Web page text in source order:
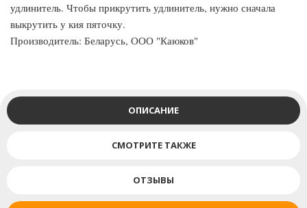
удлинитель. Чтобы прикрутить удлинитель, нужно сначала
выкрутить у кия пяточку.
Производитель: Беларусь, ООО "Каюков"
ОПИСАНИЕ
СМОТРИТЕ ТАКЖЕ
ОТЗЫВЫ